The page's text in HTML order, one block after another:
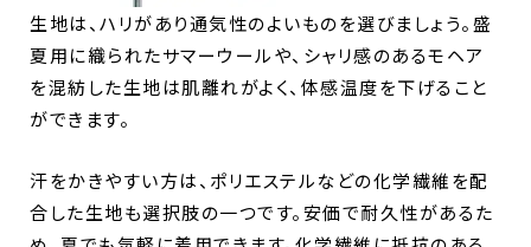
生地は、ハリがあり通気性のよいものを選びましょう。盛
夏用に織られたサマーウールや、シャリ感のあるモヘア
を混紡した生地は肌離れがよく、体感温度を下げること
ができます。
汗をかきやすい方は、ポリエステルなどの化学繊維を配
合した生地も選択肢の一つです。安価で耐久性があるた